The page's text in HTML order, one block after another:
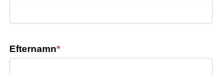
Efternamn*